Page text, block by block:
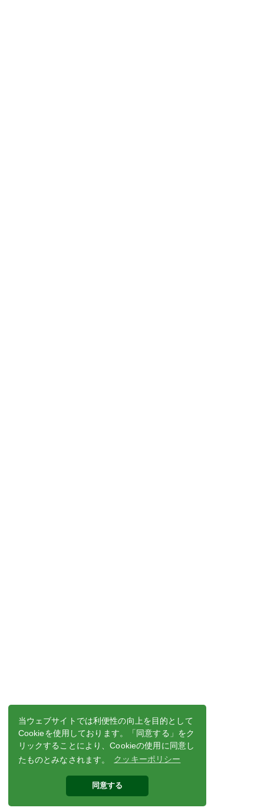
当ウェブサイトでは利便性の向上を目的として
Cookieを使用しております。「同意する」をク
リックすることにより、Cookieの使用に同意し
たものとみなされます。
クッキーポリシー
同意する